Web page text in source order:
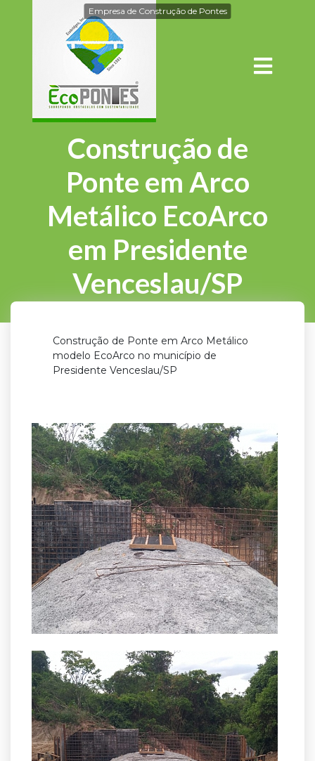
Empresa de Construção de Pontes
Construção de
Ponte em Arco
Metálico EcoArco
em Presidente
Venceslau/SP
Construção de Ponte em Arco Metálico
modelo EcoArco no município de
Presidente Venceslau/SP